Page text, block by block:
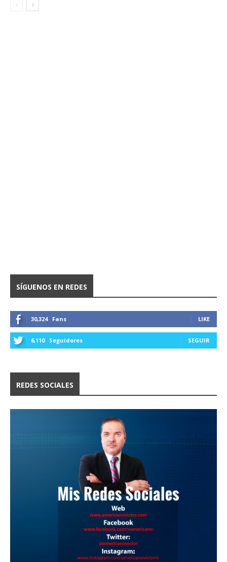
SÍGUENOS EN REDES
30,324 Fans LIKE
6,110 Seguidores SEGUIR
REDES SOCIALES